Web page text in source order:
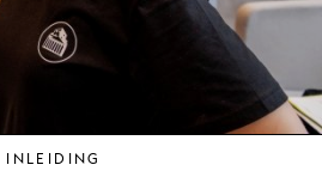
JONG
PUBLIEK
INLEIDING